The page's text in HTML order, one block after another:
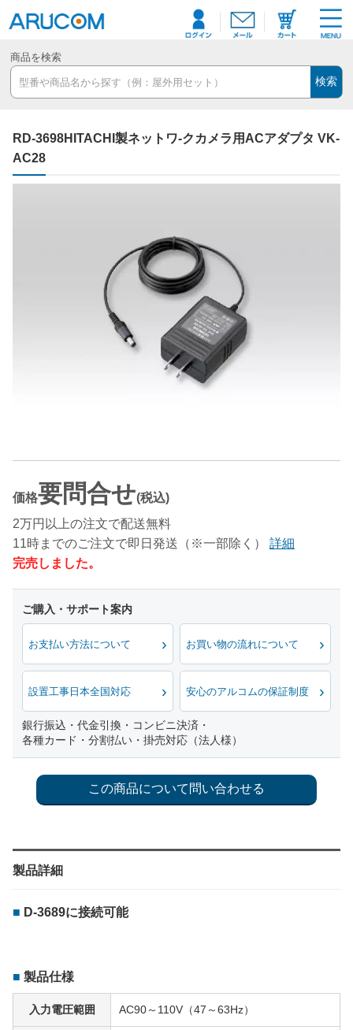
商品を検索
検索
RD-3698HITACHI製ネットワ-クカメラ用ACアダプタ VK-
AC28
価格要問合せ(税込)
2万円以上の注文で配送無料
11時までのご注文で即日発送（※一部除く）
詳細
完売しました。
お支払い方法について お買い物の流れについて
設置工事日本全国対応 安心のアルコムの保証制度
銀行振込・代金引換・コンビニ決済・
各種カード・分割払い・掛売対応（法人様）
製品詳細
D-3689に接続可能
製品仕様
入力電圧範囲 AC90～110V（47～63Hz）